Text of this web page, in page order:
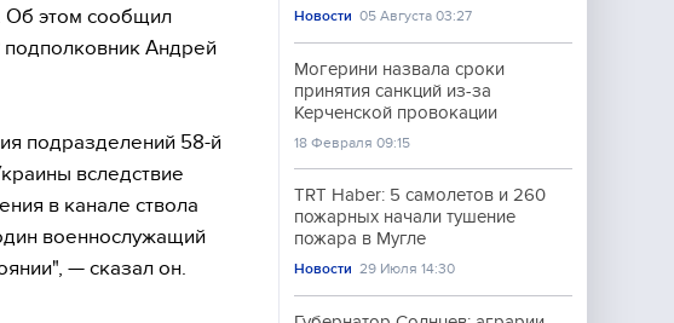
Об этом сообщил
Андрей
подразделений 58-й
вследствие
в канале ствола
военнослужащий
— сказал он.
Новости 05 Августа 03:27
Могерини назвала сроки
принятия санкций из-за
Керченской провокации
18 Февраля 09:15
TRT Haber: 5 самолетов и 260
пожарных начали тушение
пожара в Мугле
Новости 29 Июля 14:30